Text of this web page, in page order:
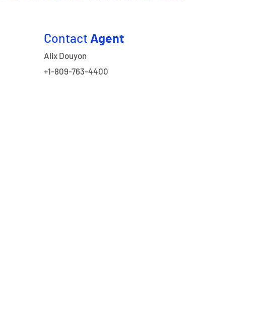
Contact Agent
Alix Douyon
+1-809-763-4400